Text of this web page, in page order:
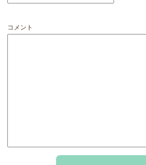
コメント